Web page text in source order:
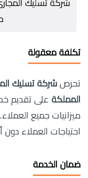
شركة تسليك
تكلفة معقولة
تحرص شركة تسليك
المملكة على تقديم
ميزانيات جميع
احتياجات العملاء
ضمان الخدمة